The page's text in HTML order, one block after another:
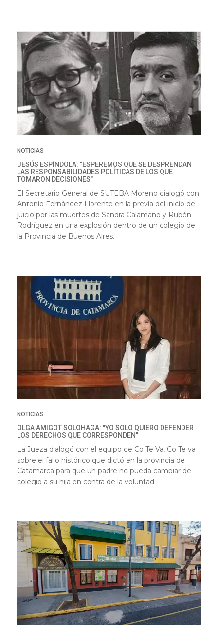
NOTICIAS
JESÚS ESPÍNDOLA: "ESPEREMOS QUE SE DESPRENDAN
LAS RESPONSABILIDADES POLÍTICAS DE LOS QUE
TOMARON DECISIONES"
El Secretario General de SUTEBA Moreno dialogó con
Antonio Fernández Llorente en la previa del inicio de
juicio por las muertes de Sandra Calamano y Rubén
Rodríguez en una explosión dentro de un colegio de
la Provincia de Buenos Aires.
NOTICIAS
OLGA AMIGOT SOLOHAGA: "YO SOLO QUIERO DEFENDER
LOS DERECHOS QUE CORRESPONDEN"
La Jueza dialogó con el equipo de Co Te Va, Co Te va
sobre el fallo histórico que dictó en la provincia de
Catamarca para que un padre no pueda cambiar de
colegio a su hija en contra de la voluntad.